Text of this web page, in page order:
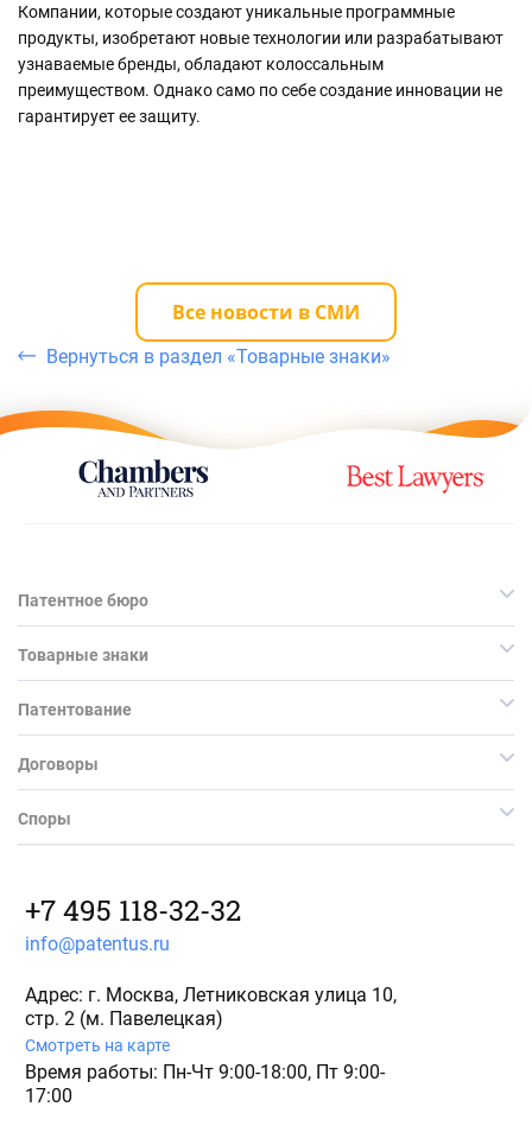
Компании, которые создают уникальные программные
продукты, изобретают новые технологии или разрабатывают
узнаваемые бренды, обладают колоссальным
преимуществом. Однако само по себе создание инновации не
гарантирует ее защиту.
Все новости в СМИ
Вернуться в раздел «Товарные знаки»
Патентное бюро
Товарные знаки
Патентование
Договоры
Споры
+7 495 118-32-32
info@patentus.ru
Адрес: г. Москва, Летниковская улица 10,
стр. 2 (м. Павелецкая)
Смотреть на карте
Время работы: Пн-Чт 9:00-18:00, Пт 9:00-
17:00